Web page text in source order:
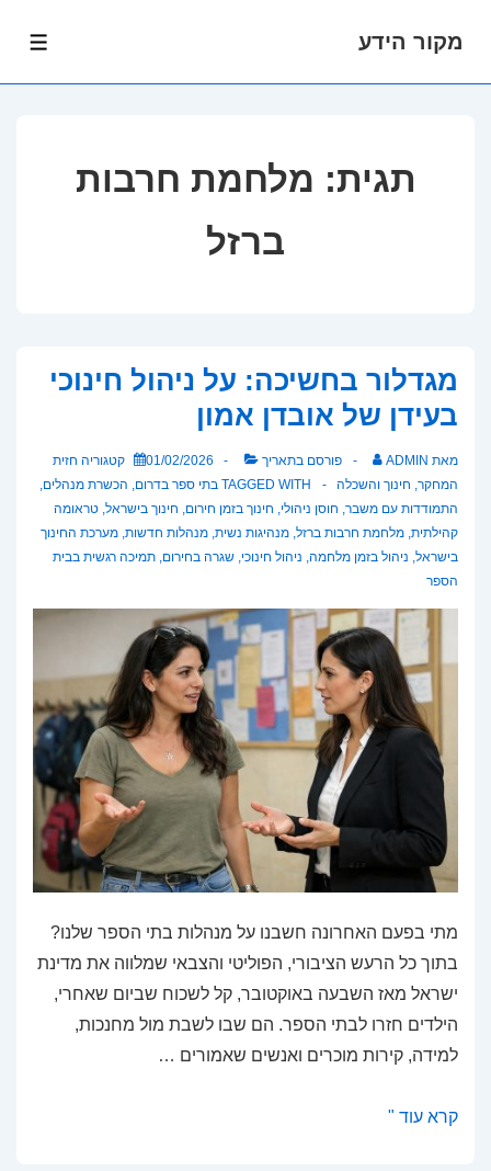
מקור הידע
תגית: מלחמת חרבות
ברזל
מגדלור בחשיכה: על ניהול חינוכי
בעידן של אובדן אמון
מאת ADMIN פורסם בתאריך 01/02/2026 קטגוריה חזית
המחקר, חינוך והשכלה TAGGED WITH בתי ספר בדרום, הכשרת מנהלים,
התמודדות עם משבר, חוסן ניהולי, חינוך בזמן חירום, חינוך בישראל, טראומה
קהילתית, מלחמת חרבות ברזל, מנהיגות נשית, מנהלות חדשות, מערכת החינוך
בישראל, ניהול בזמן מלחמה, ניהול חינוכי, שגרה בחירום, תמיכה רגשית בבית
הספר
מתי בפעם האחרונה חשבנו על מנהלות בתי הספר שלנו?
בתוך כל הרעש הציבורי, הפוליטי והצבאי שמלווה את מדינת
ישראל מאז השבעה באוקטובר, קל לשכוח שביום שאחרי,
הילדים חזרו לבתי הספר. הם שבו לשבת מול מחנכות,
למידה, קירות מוכרים ואנשים שאמורים …
מגדלור
קרא עוד "